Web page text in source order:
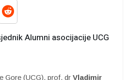
Alumni asocijacije UCG
Gore (UCG), prof. dr Vladimir